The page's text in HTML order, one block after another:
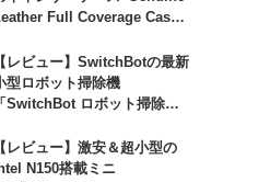
Full Coverage Case
【レビュー】SwitchBotの最新
型ロボット掃除機
「SwitchBot ロボット掃除機
【レビュー】激安＆超小型の
N150搭載ミニ